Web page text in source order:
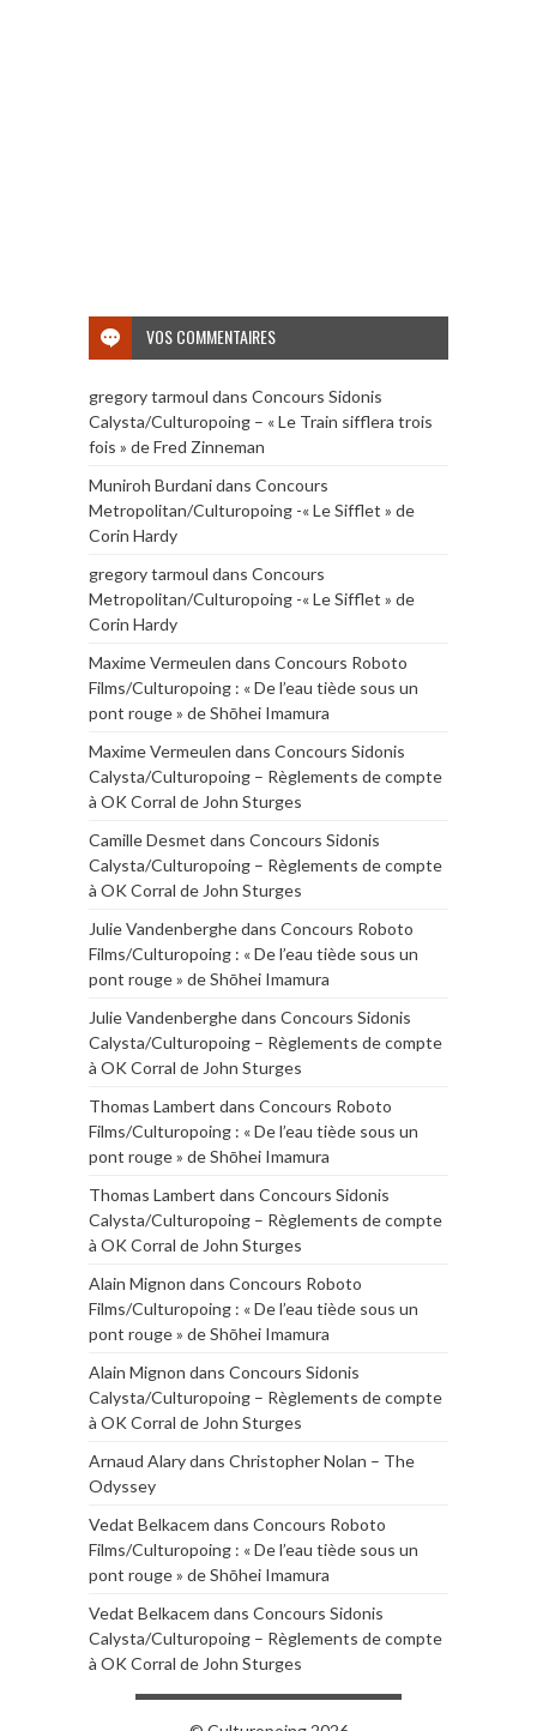
VOS COMMENTAIRES
gregory tarmoul dans Concours Sidonis
Calysta/Culturopoing – « Le Train sifflera trois
fois » de Fred Zinneman
Muniroh Burdanidans Concours
Metropolitan/Culturopoing -« Le Sifflet » de
Corin Hardy
gregory tarmoul dans Concours
Metropolitan/Culturopoing -« Le Sifflet » de
Corin Hardy
Maxime Vermeulen dans Concours Roboto
Films/Culturopoing : « De l’eau tiède sous un
pont rouge » de Shōhei Imamura
Maxime Vermeulen dans Concours Sidonis
Calysta/Culturopoing – Règlements de compte
à OK Corral de John Sturges
Camille Desmet dans Concours Sidonis
Calysta/Culturopoing – Règlements de compte
à OK Corral de John Sturges
Julie Vandenberghedans Concours Roboto
Films/Culturopoing : « De l’eau tiède sous un
pont rouge » de Shōhei Imamura
Julie Vandenberghedans Concours Sidonis
Calysta/Culturopoing – Règlements de compte
à OK Corral de John Sturges
Thomas Lambert dans Concours Roboto
Films/Culturopoing : « De l’eau tiède sous un
pont rouge » de Shōhei Imamura
Thomas Lambert dans Concours Sidonis
Calysta/Culturopoing – Règlements de compte
à OK Corral de John Sturges
Alain Mignon dans Concours Roboto
Films/Culturopoing : « De l’eau tiède sous un
pont rouge » de Shōhei Imamura
Alain Mignon dans Concours Sidonis
Calysta/Culturopoing – Règlements de compte
à OK Corral de John Sturges
Arnaud Alarydans Christopher Nolan – The
Odyssey
Vedat Belkacem dans Concours Roboto
Films/Culturopoing : « De l’eau tiède sous un
pont rouge » de Shōhei Imamura
Vedat Belkacem dans Concours Sidonis
Calysta/Culturopoing – Règlements de compte
à OK Corral de John Sturges